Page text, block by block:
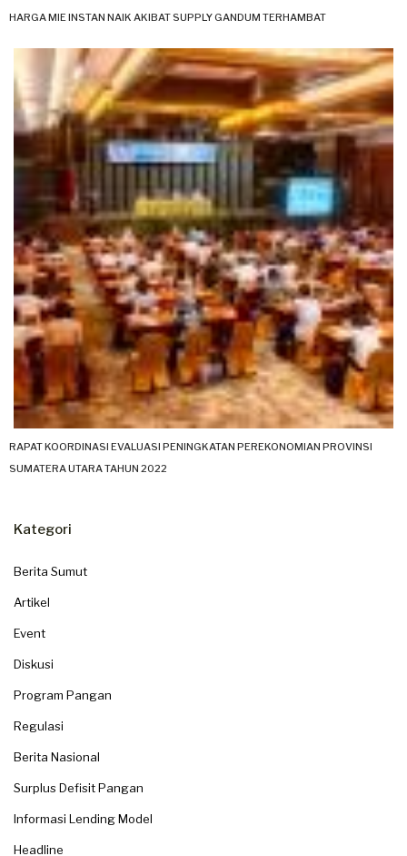
HARGA MIE INSTAN NAIK AKIBAT SUPPLY GANDUM TERHAMBAT
RAPAT KOORDINASI EVALUASI PENINGKATAN PEREKONOMIAN PROVINSI
SUMATERA UTARA TAHUN 2022
Kategori
Berita Sumut
Artikel
Event
Diskusi
Program Pangan
Regulasi
Berita Nasional
Surplus Defisit Pangan
Informasi Lending Model
Headline